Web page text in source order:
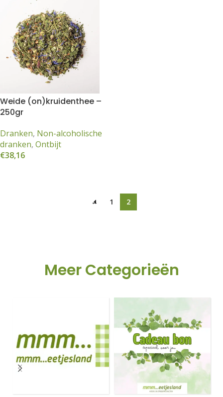
Weide (on)kruidenthee –
250gr
Dranken, Non-alcoholische
dranken, Ontbijt
€38,16
← 1 2
Meer Categorieën